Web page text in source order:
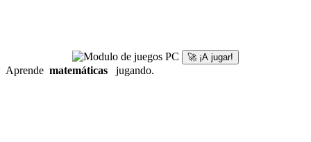
🚀 ¡A jugar!
Aprende matemáticas jugando.